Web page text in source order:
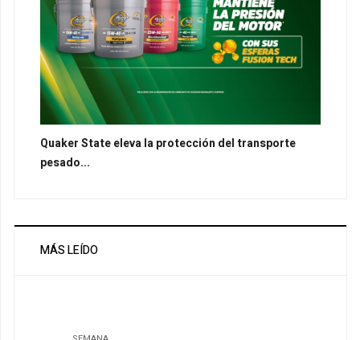
Quaker State eleva la protección del transporte
pesado...
MÁS LEÍDO